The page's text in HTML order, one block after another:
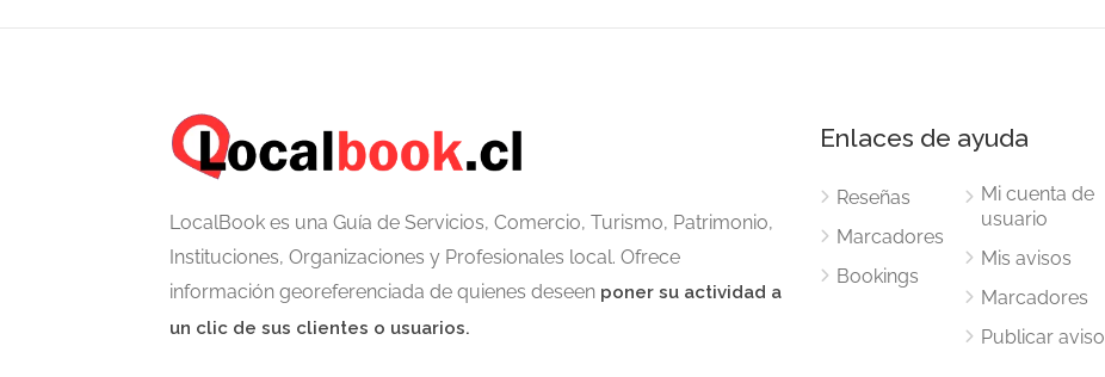
LocalBook es una Guía de Servicios, Comercio, Turismo, Patrimonio,
Instituciones, Organizaciones y Profesionales local. Ofrece
información georeferenciada de quienes deseen poner su actividad a
un clic de sus clientes o usuarios.
Enlaces de ayuda
Reseñas
Marcadores
Bookings
Mi cuenta de
usuario
Mis avisos
Marcadores
Publicar aviso